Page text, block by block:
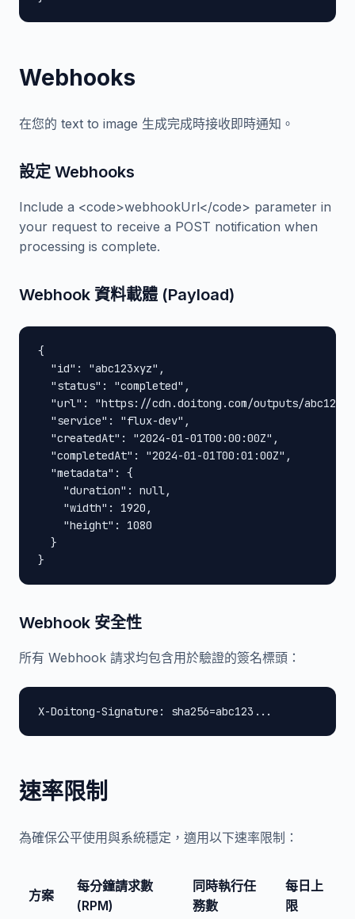
Webhooks
在您的 text to image 生成完成時接收即時通知。
設定 Webhooks
Include a <code>webhookUrl</code> parameter in
your request to receive a POST notification when
processing is complete.
Webhook 資料載體 (Payload)
{
  "id": "abc123xyz",
  "status": "completed",
"url": "https://cdn.doitong.com/outputs/
  "service": "flux-dev",
  "createdAt": "2024-01-01T00:00:00Z",
  "completedAt": "2024-01-01T00:01:00Z",
  "metadata": {
    "duration": null,
    "width": 1920,
    "height": 1080
  }
}
Webhook 安全性
所有 Webhook 請求均包含用於驗證的簽名標頭：
X-Doitong-Signature: sha256=abc123...
速率限制
為確保公平使用與系統穩定，適用以下速率限制：
方案
每分鐘請求數
(RPM)
同時執行任
務數
每日上
限